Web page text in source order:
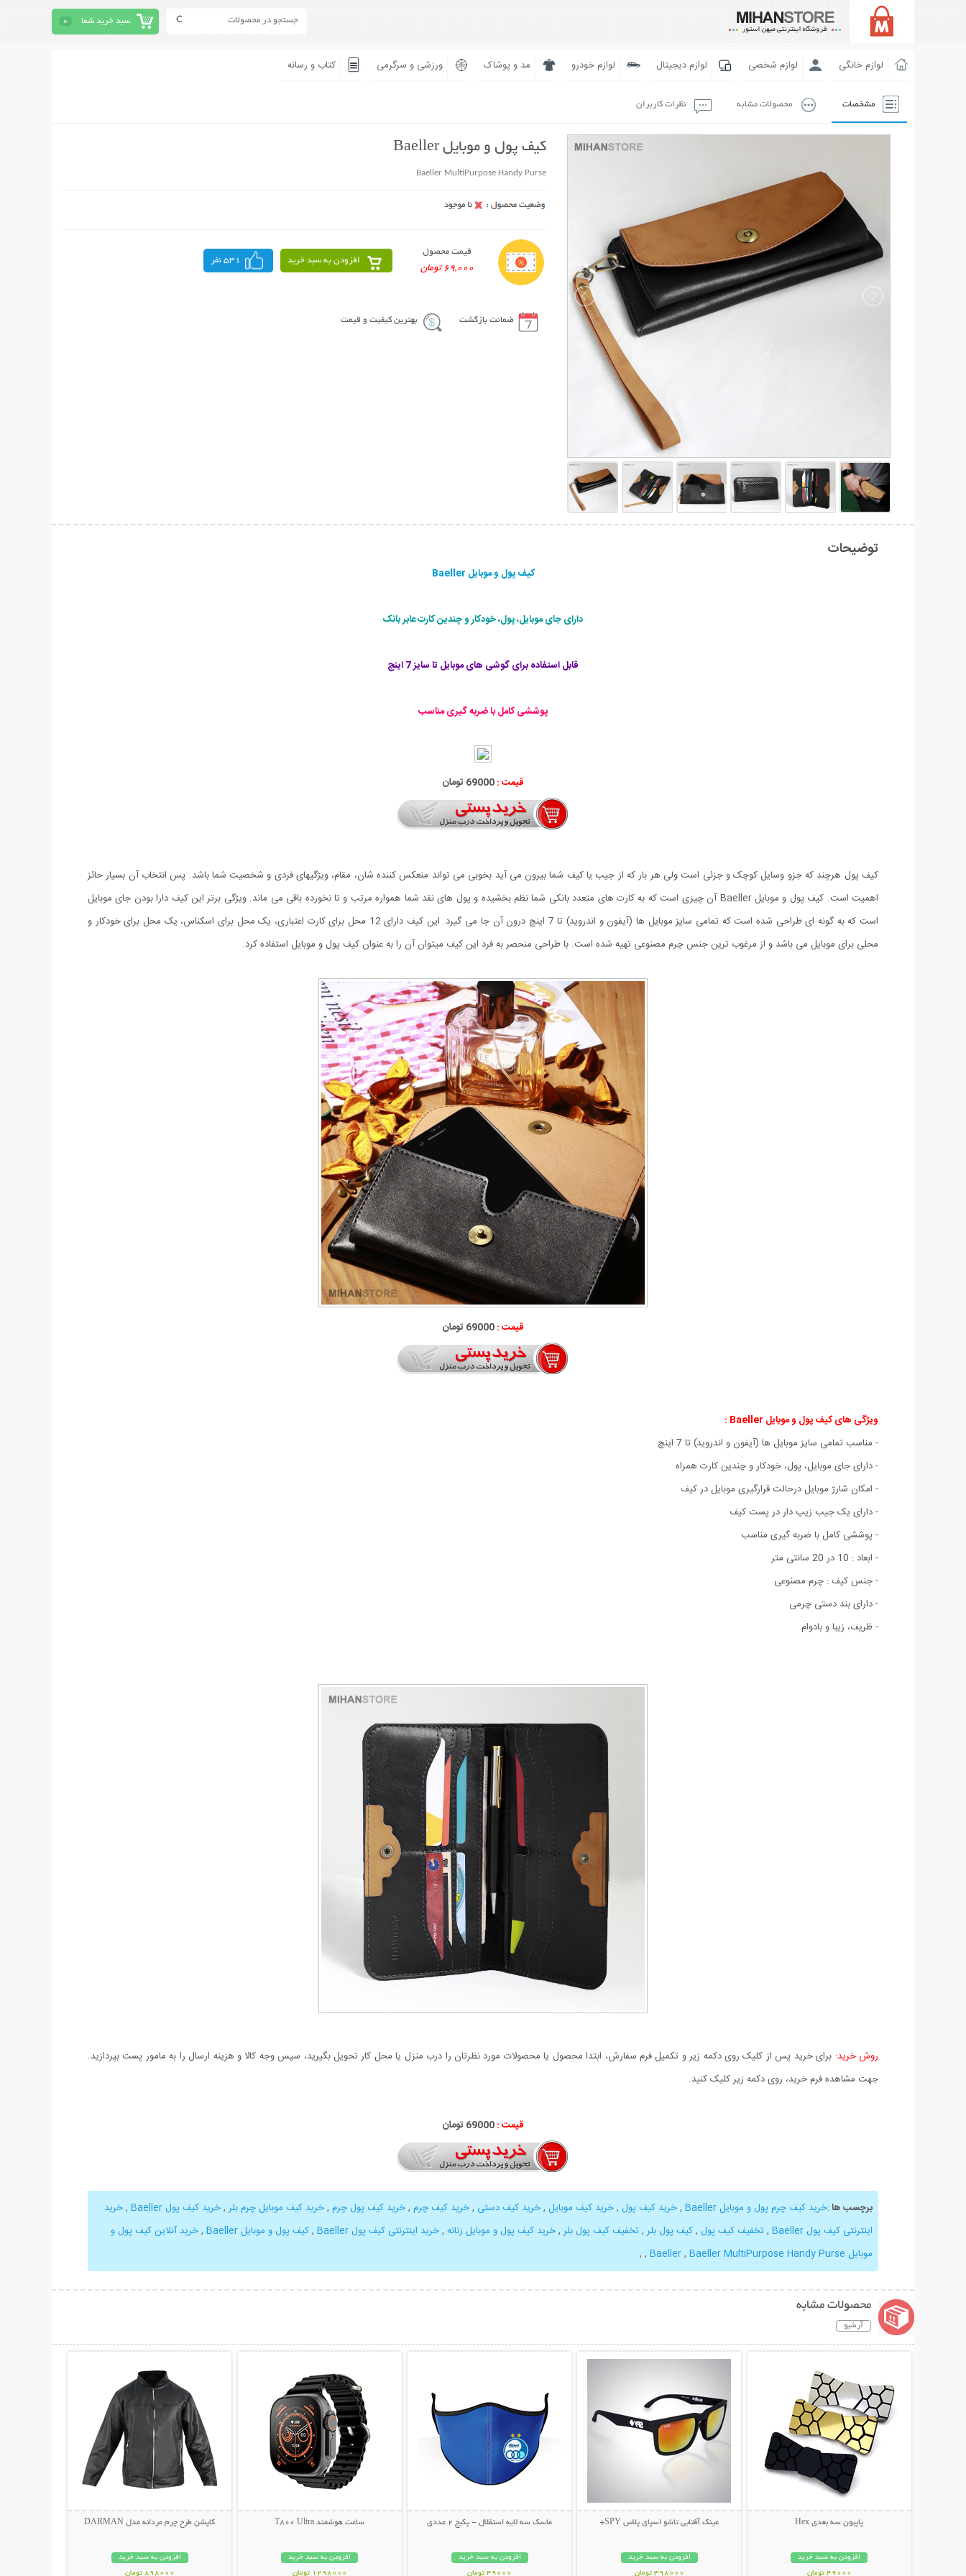
سبد خرید شما 0
لوازم خانگی لوازم شخصی لوازم دیجیتال لوازم خودرو مد و پوشاک ورزشی و سرگرمی کتاب و رسانه
مشخصات محصولات مشابه نظرات کاربران
کیف پول و موبایل Baeller
Baeller MultiPurpose Handy Purse
قیمت محصول
69,000 تومان
افزودن به سبد خرید 531 نفر
ضمانت بازگشت بهترین کیفیت و قیمت
توضیحات
کیف پول و موبایل Baeller
دارای جای موبایل، پول، خودکار و چندین کارت عابر بانک
قابل استفاده برای گوشی های موبایل تا سایز 7 اینچ
پوششی کامل با ضربه گیری مناسب
قیمت :69000 تومان
کیف پول هرچند که جزو وسایل کوچک و جزئی است ولی هر بار که از جیب یا کیف شما بیرون می آید بخوبی می تواند منعکس کننده شان، مقام، ویژگیهای فردی و شخصیت شما باشد. پس انتخاب آن بسیار حائز
اهمیت است. کیف پول و موبایل Baeller آن چیزی است که به کارت های متعدد بانکی شما نظم بخشیده و پول های نقد شما همواره مرتب و تا نخورده باقی می ماند. ویژگی برتر این کیف دارا بودن جای موبایل
است که به گونه ای طراحی شده است که تمامی سایز موبایل ها (آیفون و اندروید) تا 7 اینچ درون آن جا می گیرد. این کیف دارای 12 محل برای کارت اعتباری، یک محل برای اسکناس، یک محل برای خودکار و
محلی برای موبایل می باشد و از مرغوب ترین جنس چرم مصنوعی تهیه شده است. با طراحی منحصر به فرد این کیف میتوان آن را به عنوان کیف پول و موبایل استفاده کرد.
قیمت :69000 تومان
ویژگی های کیف پول و موبایل Baeller :
- مناسب تمامی سایز موبایل ها (آیفون و اندروید) تا 7 اینچ
- دارای جای موبایل، پول، خودکار و چندین کارت همراه
- امکان شارژ موبایل درحالت قرارگیری موبایل در کیف
- دارای یک جیب زیپ دار در پست کیف
- پوششی کامل با ضربه گیری مناسب
- ابعاد : 10 در 20 سانتی متر
- جنس کیف : چرم مصنوعی
- دارای بند دستی چرمی
- ظریف، زیبا و بادوام
روش خرید: برای خرید پس از کلیک روی دکمه زیر و تکمیل فرم سفارش، ابتدا محصول یا محصولات مورد نظرتان را درب منزل یا محل کار تحویل بگیرید، سپس وجه کالا و هزینه ارسال را به مامور پست بپردازید.
جهت مشاهده فرم خرید، روی دکمه زیر کلیک کنید.
قیمت :69000 تومان
برچسب ها:خرید کیف چرم پول و موبایل Baeller ,خرید کیف پول ,خرید کیف موبایل ,خرید کیف دستی ,خرید کیف چرم ,خرید کیف پول چرم ,خرید کیف موبایل چرم بلر ,خرید کیف پول Baeller ,خرید
اینترنتی کیف پول Baeller
, تخفیف کیف پول ,کیف پول بلر , تخفیف کیف پول بلر ,خرید کیف پول و موبایل زنانه ,خرید اینترنتی کیف پول Baeller ,کیف پول و موبایل Baeller ,خرید آنلاین کیف پول و
موبایل Baeller
, Baeller MultiPurpose Handy Purse
,
,
محصولات مشابه
آرشیو
پاپیون سه بعدی Hex
افزودن به سبد خرید
49000 تومان
عینک آفتابی تاشو اسپای پلاس SPY+
افزودن به سبد خرید
398000 تومان
ماسک سه لایه استقلال - پکیج 2 عددی
افزودن به سبد خرید
49000 تومان
ساعت هوشمند T800 Ultra
افزودن به سبد خرید
1298000 تومان
کاپشن طرح چرم مردانه مدل DARMAN
افزودن به سبد خرید
898000 تومان